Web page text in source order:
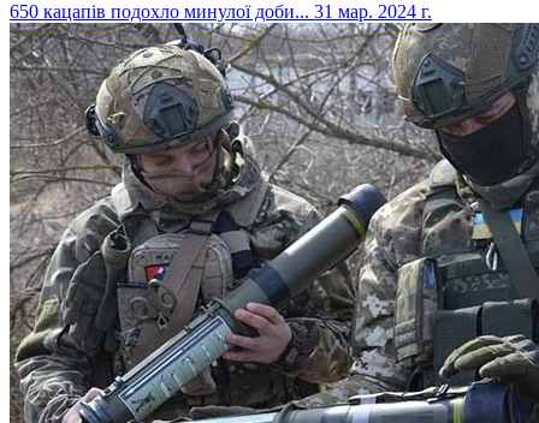
​650 кацапів подохло минулої доби... 31 мар. 2024 г.